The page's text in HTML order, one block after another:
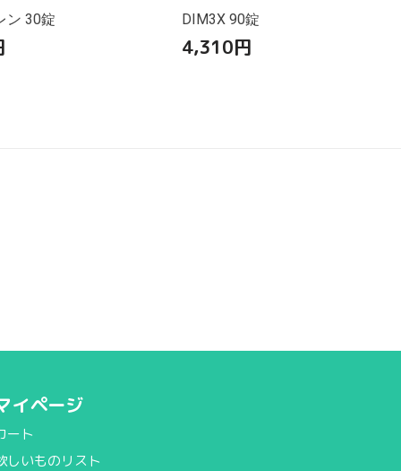
ン 30錠 DIM3X 90錠
4,310円
イページ
ート
しいものリスト